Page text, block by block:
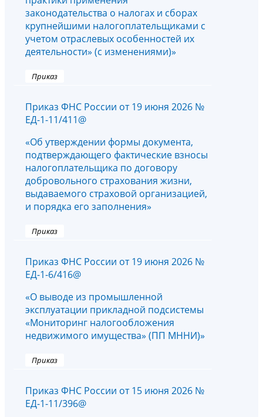
законодательства о налогах и сборах
крупнейшими налогоплательщиками с
учетом отраслевых особенностей их
деятельности» (с изменениями)»
Приказ
Приказ ФНС России от 19 июня 2026 №
ЕД-1-11/411@
«Об утверждении формы документа,
подтверждающего фактические взносы
налогоплательщика по договору
добровольного страхования жизни,
выдаваемого страховой организацией,
и порядка его заполнения»
Приказ
Приказ ФНС России от 19 июня 2026 №
ЕД-1-6/416@
«О выводе из промышленной
эксплуатации прикладной подсистемы
«Мониторинг налогообложения
недвижимого имущества» (ПП МННИ)»
Приказ
Приказ ФНС России от 15 июня 2026 №
ЕД-1-11/396@